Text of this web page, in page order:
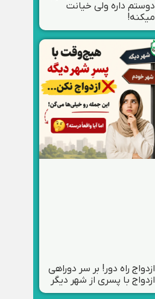
دوستم داره ولی خیانت
میکنه!
ازدواج راه دور! بر سر دوراهی
ازدواج با پسری از شهر دیگر